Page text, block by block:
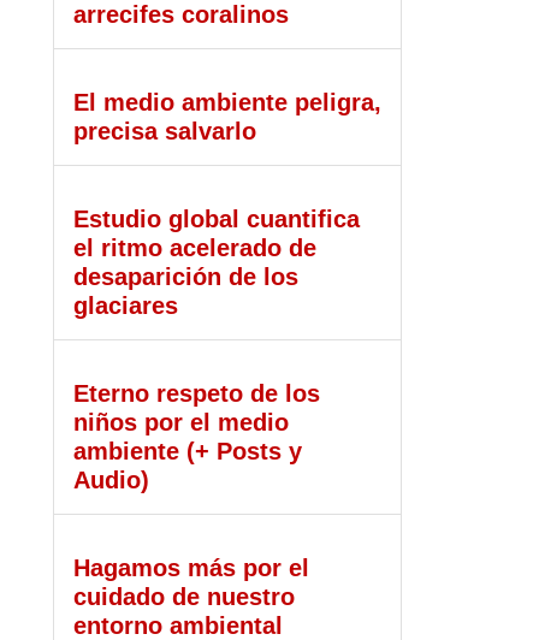
arrecifes coralinos
El medio ambiente peligra,
precisa salvarlo
Estudio global cuantifica
el ritmo acelerado de
desaparición de los
glaciares
Eterno respeto de los
niños por el medio
ambiente (+ Posts y
Audio)
Hagamos más por el
cuidado de nuestro
entorno ambiental